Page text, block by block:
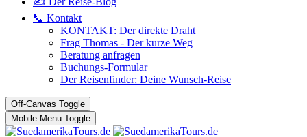
📞 Kontakt
KONTAKT: Der direkte Draht
Frag Thomas - Der kurze Weg
Beratung anfragen
Buchungs-Formular
Der Reisenfinder: Deine Wunsch-Reise
Off-Canvas Toggle
Mobile Menu Toggle